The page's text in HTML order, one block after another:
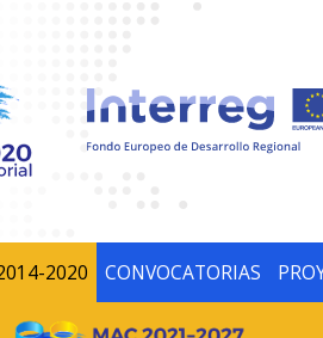
2020 CONVOCATORIAS